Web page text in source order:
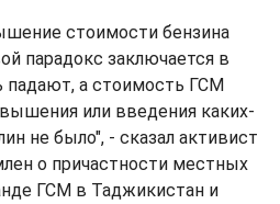
стоимости бензина
парадокс заключается в
падают, а стоимость ГСМ
или введения каких-
не было", - сказал активист
о причастности местных
ГСМ в Таджикистан и